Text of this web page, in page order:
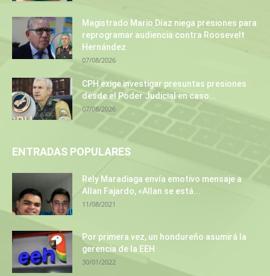
Magistrado Mario Díaz niega presiones para
reprogramar audiencia contra Roosevelt
Hernández
07/08/2026
CPH exige investigar presuntas presiones
desde el Poder Judicial en caso...
07/08/2026
ENTRADAS POPULARES
Rely Maradiaga envía emotivo mensaje a
Allan Fajardo, «Allan se está...
11/08/2021
Por primera vez, un hondureño asumirá la
gerencia de la EEH
30/01/2022